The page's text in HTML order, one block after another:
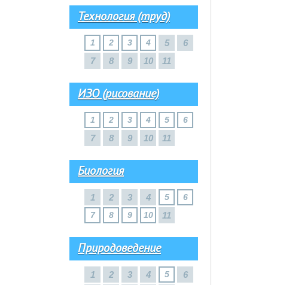
Технология (труд)
1 2 3 4 5
6
7
8 9 10 11
ИЗО (рисование)
1 2 3 4 5 6
7 8 9 10 11
Биология
1 2 3 4 5
6
7
8 9 10 11
Природоведение
1 2 3 4 5
6